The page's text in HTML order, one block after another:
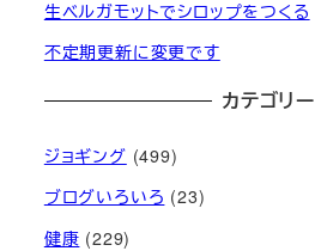
生ベルガモットでシロップをつくる
不定期更新に変更です
カテゴリー
ジョギング (499)
ブログいろいろ (23)
健康 (229)